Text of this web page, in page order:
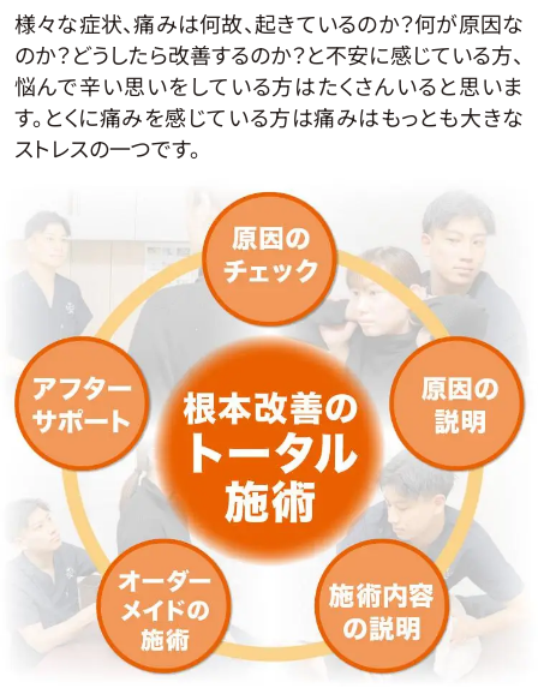
様々な症状、痛みは何故、起きているのか？何が原因な
のか？どうしたら改善するのか？と不安に感じている方、
悩んで辛い思いをしている方はたくさんいると思いま
す。とくに痛みを感じている方は痛みはもっとも大きな
ストレスの一つです。